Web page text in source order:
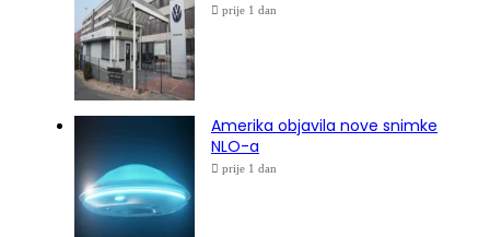
prije 1 dan
Amerika objavila nove snimke
NLO-a
prije 1 dan